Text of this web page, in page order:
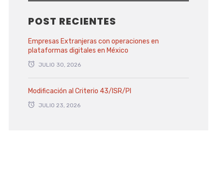
POST RECIENTES
Empresas Extranjeras con operaciones en
plataformas digitales en México
JULIO 30, 2026
Modificación al Criterio 43/ISR/PI
JULIO 23, 2026